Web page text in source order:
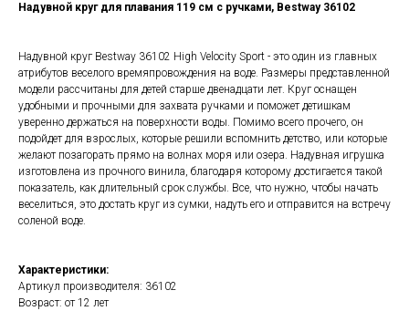
Надувной круг для плавания 119 см с ручками, Bestway 36102
Надувной круг Bestway 36102 High Velocity Sport - это один из главных
атрибутов веселого времяпровождения на воде. Размеры представленной
модели рассчитаны для детей старше двенадцати лет. Круг оснащен
удобными и прочными для захвата ручками и поможет детишкам
уверенно держаться на поверхности воды. Помимо всего прочего, он
подойдет для взрослых, которые решили вспомнить детство, или которые
желают позагорать прямо на волнах моря или озера. Надувная игрушка
изготовлена из прочного винила, благодаря которому достигается такой
показатель, как длительный срок службы. Все, что нужно, чтобы начать
веселиться, это достать круг из сумки, надуть его и отправится на встречу
соленой воде.
Характеристики:
Артикул производителя: 36102
Возраст: от 12 лет